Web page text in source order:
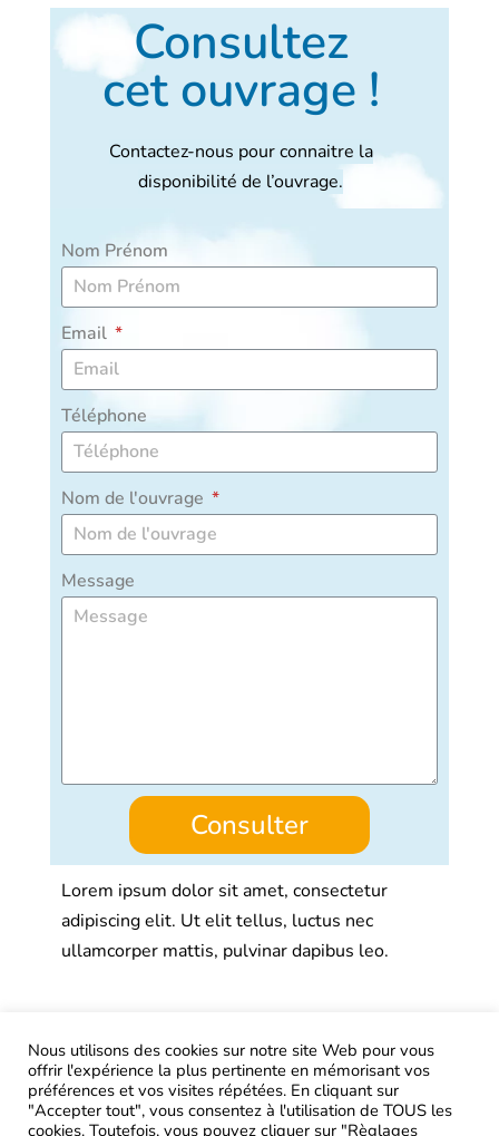
Consultez
cet ouvrage !
Contactez-nous pour connaitre la
disponibilité de l’ouvrage.
Nom Prénom
Email
Téléphone
Nom de l'ouvrage
Message
Consulter
Lorem ipsum dolor sit amet, consectetur
adipiscing elit. Ut elit tellus, luctus nec
ullamcorper mattis, pulvinar dapibus leo.
AIRtage 2024© Tous droits réservés
Mentions légales
Nous utilisons des cookies sur notre site Web pour vous
offrir l'expérience la plus pertinente en mémorisant vos
préférences et vos visites répétées. En cliquant sur
"Accepter tout", vous consentez à l'utilisation de TOUS les
cookies. Toutefois, vous pouvez cliquer sur "Règlages